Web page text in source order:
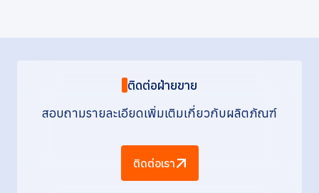
ติดต่อฝ่ายขาย
สอบถามรายละเอียดเพิ่มเติมเกี่ยวกับผลิตภัณฑ์
ติดต่อเรา